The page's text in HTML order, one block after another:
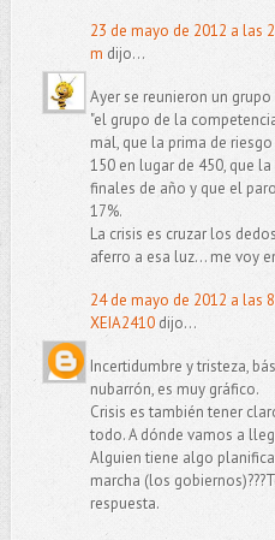
23 de mayo de 2012 a las
m dijo...
Ayer se reunieron un
"el grupo de la
mal, que la prima de
150 en lugar de 450, que
finales de año y que el
17%.
La crisis es cruzar los
aferro a esa luz... me voy
24 de mayo de 2012 a las
XEIA2410dijo...
Incertidumbre y tristeza,
nubarrón, es muy gráfico.
Crisis es también tener
todo. A dónde vamos a
Alguien tiene algo
marcha (los
respuesta.